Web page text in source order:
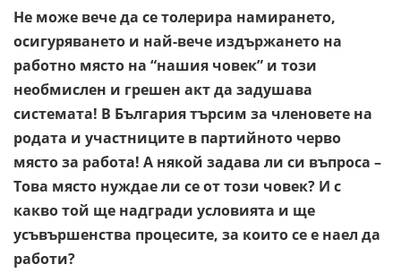
Не може вече да се толерира намирането,
осигуряването и най-вече издържането на
работно място на “нашия човек” и този
необмислен и грешен акт да задушава
системата! В България търсим за членовете на
родата и участниците в партийното черво
място за работа! А някой задава ли си въпроса –
Това място нуждае ли се от този човек? И с
какво той ще надгради условията и ще
усъвършенства процесите, за които се е наел да
работи?